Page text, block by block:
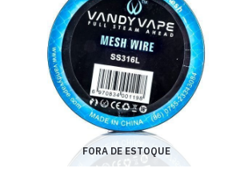
FORA DE ESTOQUE